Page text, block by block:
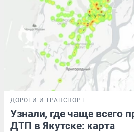
ДОРОГИ И ТРАНСПОРТ
Узнали, где чаще всего
ДТП в Якутске: карта